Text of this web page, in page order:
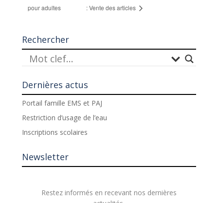
pour adultes
: Vente des articles
Rechercher
Dernières actus
Portail famille EMS et PAJ
Restriction d’usage de l’eau
Inscriptions scolaires
Newsletter
Restez informés en recevant nos dernières